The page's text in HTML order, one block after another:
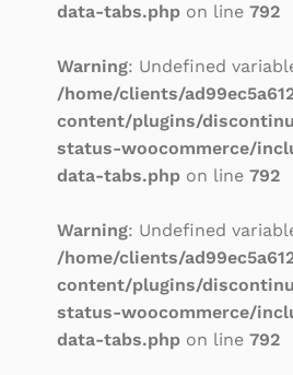
data-tabs.php on line 792
Warning: Undefined
/home/clients/
content/plugins/
status-woocommerce/
data-tabs.php on line 792
Warning: Undefined
/home/clients/
content/plugins/
status-woocommerce/
data-tabs.php on line 792